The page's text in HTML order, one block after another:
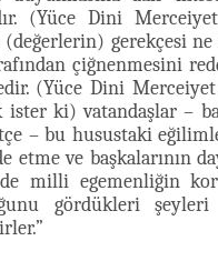
(Yüce Dini
gerekçesi
çiğnenmesini
(Yüce Dini
ister ki) vatandaşlar –
– bu husustaki
etme ve başkalarının
milli egemenliğin
gördükleri